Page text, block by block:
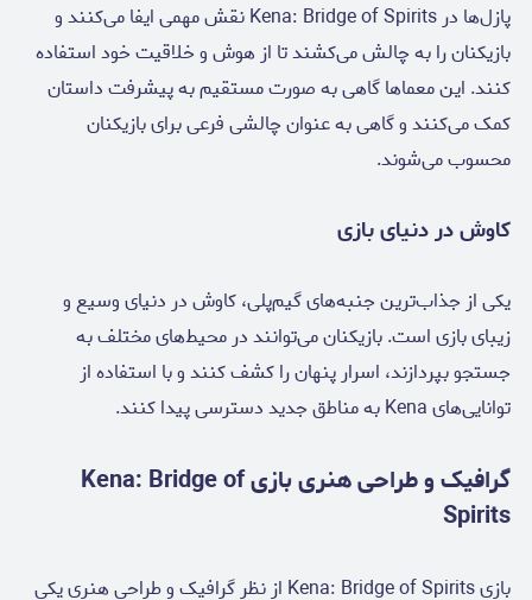
پازل‌ها در Kena: Bridge of Spirits نقش مهمی ایفا می‌کنند و
بازیکنان را به چالش می‌کشند تا از هوش و خلاقیت خود استفاده
کنند. این معماها گاهی به صورت مستقیم به پیشرفت داستان
کمک می‌کنند و گاهی به عنوان چالشی فرعی برای بازیکنان
محسوب می‌شوند.
کاوش در دنیای بازی
یکی از جذاب‌ترین جنبه‌های گیم‌پلی، کاوش در دنیای وسیع و
زیبای بازی است. بازیکنان می‌توانند در محیط‌های مختلف به
جستجو بپردازند، اسرار پنهان را کشف کنند و با استفاده از
توانایی‌های Kena به مناطق جدید دسترسی پیدا کنند.
گرافیک و طراحی هنری بازی Kena: Bridge of
Spirits
بازی Kena: Bridge of Spirits از نظر گرافیک و طراحی هنری یکی